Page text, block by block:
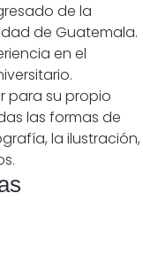
de la
de Guatemala.
en el
para su propio
las formas de
la ilustración,